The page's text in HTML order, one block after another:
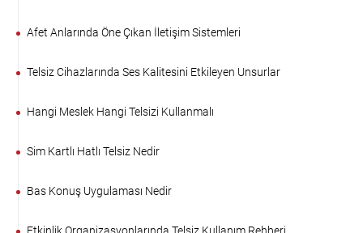
Afet Anlarında Öne Çıkan İletişim Sistemleri
Telsiz Cihazlarında Ses Kalitesini Etkileyen Unsurlar
Hangi Meslek Hangi Telsizi Kullanmalı
Sim Kartlı Hatlı Telsiz Nedir
Bas Konuş Uygulaması Nedir
Etkinlik Organizasyonlarında Telsiz Kullanım Rehberi